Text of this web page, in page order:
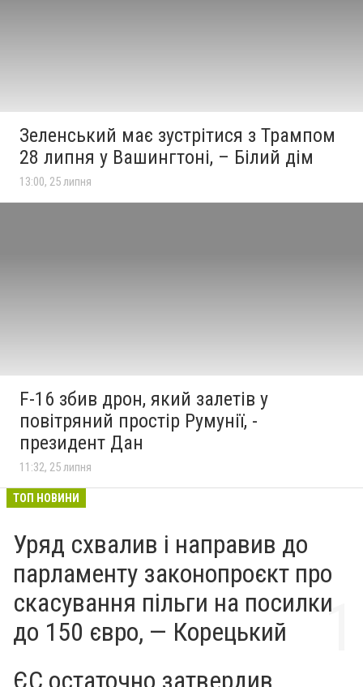
Зеленський має зустрітися з Трампом
28 липня у Вашингтоні, – Білий дім
13:00, 25 липня
F-16 збив дрон, який залетів у
повітряний простір Румунії, -
президент Дан
11:32, 25 липня
ТОП НОВИНИ
Уряд схвалив і направив до
парламенту законопроєкт про
скасування пільги на посилки
до 150 євро, — Корецький
ЄС остаточно затвердив